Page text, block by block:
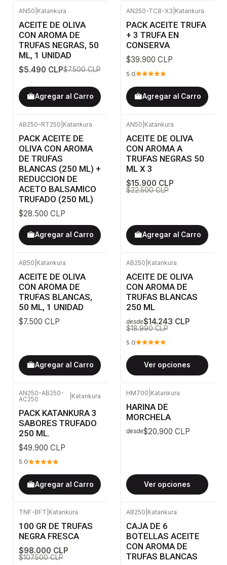
AN50 Katankura
ACEITE DE OLIVA
CON AROMA DE
TRUFAS NEGRAS, 50
ML, 1 UNIDAD
$5.490 CLP$7.500 CLP
Agregar al Carro
AN250-TC8-X3 Katankura
PACK ACEITE TRUFA
+ 3 TRUFA EN
CONSERVA
$39.900 CLP
5.0
Agregar al Carro
AB250-RT250 Katankura
PACK ACEITE DE
OLIVA CON AROMA
DE TRUFAS
BLANCAS (250 ML) +
REDUCCION DE
ACETO BALSAMICO
TRUFADO (250 ML)
$28.500 CLP
Agregar al Carro
AN50 Katankura
ACEITE DE OLIVA
CON AROMA A
TRUFAS NEGRAS 50
ML X 3
$15.900 CLP
$22.500 CLP
Agregar al Carro
AB50 Katankura
ACEITE DE OLIVA
CON AROMA DE
TRUFAS BLANCAS,
50 ML, 1 UNIDAD
$7.500 CLP
Agregar al Carro
AB250 Katankura
ACEITE DE OLIVA
CON AROMA DE
TRUFAS BLANCAS
250 ML
desde$14.243 CLP
$18.990 CLP
5.0
Ver opciones
AN250-AB250-
AC250
Katankura
PACK KATANKURA 3
SABORES TRUFADO
250 ML.
$49.900 CLP
5.0
Agregar al Carro
HM700 Katankura
HARINA DE
MORCHELA
desde$20.900 CLP
Ver opciones
TNF-BFT Katankura
100 GR DE TRUFAS
NEGRA FRESCA
$98.000 CLP
$107.500 CLP
AB250 Katankura
CAJA DE 6
BOTELLAS ACEITE
CON AROMA DE
TRUFAS BLANCAS